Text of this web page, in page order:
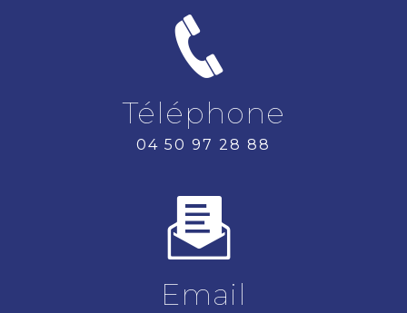
Téléphone
04 50 97 28 88
Email